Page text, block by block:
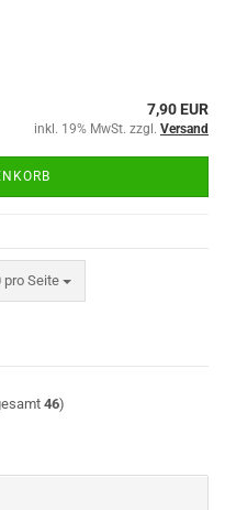
7,90 EUR
inkl. 19% MwSt. zzgl. Versand
pro Seite
Seite
46)